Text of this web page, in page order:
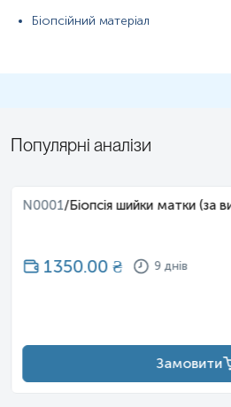
Біопсійний матеріал
Популярні аналізи
N0001/Біопсія шийки матки (за
1350.00₴ 9 днів
Замовити